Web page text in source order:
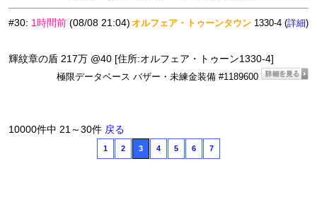
#30: 1時間前 (08/08 21:04) オルフェア・トゥーンタウン 1330-4 (詳細)
輝紋章の盾 217万 @40 [住所:オルフェア・トゥーン1330-4]
極限データベース バザー・未練金装備 #1189600
10000件中 21～30件 戻る
1 2 3 4 5 6 7